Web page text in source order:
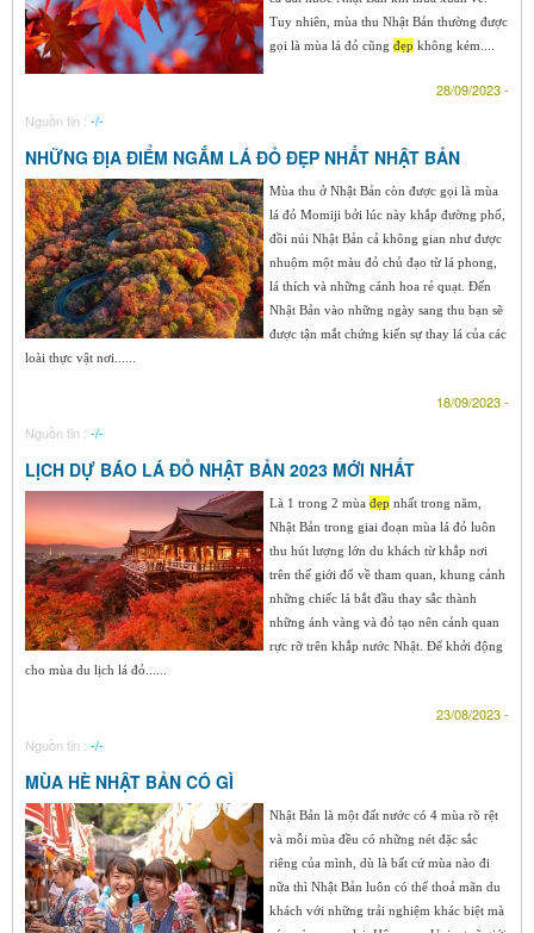
Tuy nhiên, mùa thu Nhật Bản thường được
gọi là mùa lá đỏ cũng đẹp không kém....
28/09/2023 -
Nguồn tin : -/-
NHỮNG ĐỊA ĐIỂM NGẮM LÁ ĐỎ ĐẸP NHẤT NHẬT BẢN
Mùa thu ở Nhật Bản còn được gọi là mùa
lá đỏ Momiji bởi lúc này khắp đường phố,
đồi núi Nhật Bản cả không gian như được
nhuộm một màu đỏ chủ đạo từ lá phong,
lá thích và những cánh hoa rẻ quạt. Đến
Nhật Bản vào những ngày sang thu bạn sẽ
được tận mắt chứng kiến sự thay lá của các
loài thực vật nơi......
18/09/2023 -
Nguồn tin : -/-
LỊCH DỰ BÁO LÁ ĐỎ NHẬT BẢN 2023 MỚI NHẤT
Là 1 trong 2 mùa đẹp nhất trong năm,
Nhật Bản trong giai đoạn mùa lá đỏ luôn
thu hút lượng lớn du khách từ khắp nơi
trên thế giới đổ về tham quan, khung cảnh
những chiếc lá bắt đầu thay sắc thành
những ánh vàng và đỏ tạo nên cảnh quan
rực rỡ trên khắp nước Nhật. Để khởi động
cho mùa du lịch lá đỏ......
23/08/2023 -
Nguồn tin : -/-
MÙA HÈ NHẬT BẢN CÓ GÌ
Nhật Bản là một đất nước có 4 mùa rõ rệt
và mỗi mùa đều có những nét đặc sắc
riêng của mình, dù là bất cứ mùa nào đi
nữa thì Nhật Bản luôn có thể thoả mãn du
khách với những trải nghiệm khác biệt mà